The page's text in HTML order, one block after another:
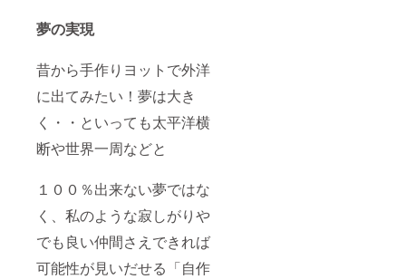
夢の実現
昔から手作りヨットで外洋
に出てみたい！夢は大き
く・・といっても太平洋横
断や世界一周などと
１００％出来ない夢ではな
く、私のような寂しがりや
でも良い仲間さえできれば
可能性が見いだせる「自作